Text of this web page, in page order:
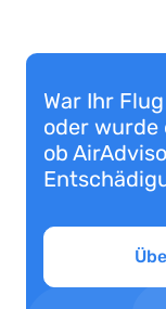
War Ihr
oder wurde
ob